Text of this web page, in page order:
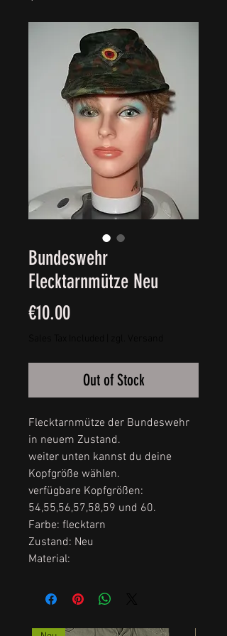
Bundeswehr
Flecktarnmütze Neu
€10.00Price
Out of Stock
Flecktarnmütze der Bundeswehr
in neuem Zustand.
weiter unten kannst du deine
Kopfgröße wählen.
verfügbare Kopfgrößen:
54,55,56,57,58,59 und 60.
Farbe: flecktarn
Zustand: Neu
Material: